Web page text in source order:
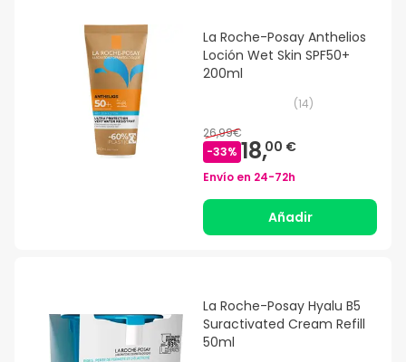
La Roche-Posay Anthelios
Loción Wet Skin SPF50+
200ml
(14)
26,99€
-33% 18,00 €
Envío en 24-72h
Añadir
La Roche-Posay Hyalu B5
Suractivated Cream Refill
50ml